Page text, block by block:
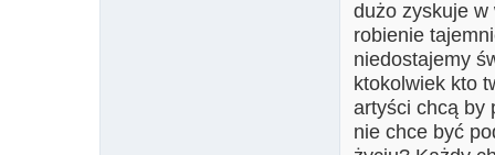
dużo zyskuje
robienie
niedostajemy
ktokolwiek kto
artyści chcą by
nie chce być